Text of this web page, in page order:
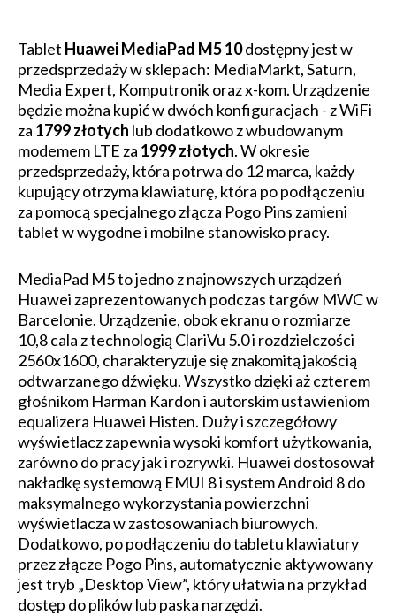
Tablet Huawei MediaPad M5 10dostępny jest w
przedsprzedaży w sklepach: MediaMarkt, Saturn,
Media Expert, Komputronik oraz x-kom. Urządzenie
będzie można kupić w dwóch konfiguracjach - z WiFi
za 1799 złotych lub dodatkowo z wbudowanym
modemem LTE za 1999 złotych. W okresie
przedsprzedaży, która potrwa do 12 marca, każdy
kupujący otrzyma klawiaturę, która po podłączeniu
za pomocą specjalnego złącza Pogo Pins zamieni
tablet w wygodne i mobilne stanowisko pracy.
MediaPad M5 to jedno z najnowszych urządzeń
Huawei zaprezentowanych podczas targów MWC w
Barcelonie. Urządzenie, obok ekranu o rozmiarze
10,8 cala z technologią ClariVu 5.0 i rozdzielczości
2560x1600, charakteryzuje się znakomitą jakością
odtwarzanego dźwięku. Wszystko dzięki aż czterem
głośnikom Harman Kardon i autorskim ustawieniom
equalizera Huawei Histen. Duży i szczegółowy
wyświetlacz zapewnia wysoki komfort użytkowania,
zarówno do pracy jak i rozrywki. Huawei dostosował
nakładkę systemową EMUI 8 i system Android 8 do
maksymalnego wykorzystania powierzchni
wyświetlacza w zastosowaniach biurowych.
Dodatkowo, po podłączeniu do tabletu klawiatury
przez złącze Pogo Pins, automatycznie aktywowany
jest tryb „Desktop View”, który ułatwia na przykład
dostęp do plików lub paska narzędzi.